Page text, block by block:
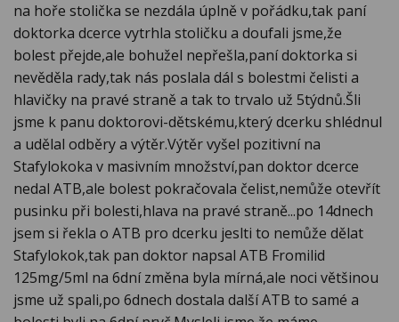
na hoře stolička se nezdála úplně v pořádku,tak paní
doktorka dcerce vytrhla stoličku a doufali jsme,že
bolest přejde,ale bohužel nepřešla,paní doktorka si
nevěděla rady,tak nás poslala dál s bolestmi čelisti a
hlavičky na pravé straně a tak to trvalo už 5týdnů.Šli
jsme k panu doktorovi-dětskému,který dcerku shlédnul
a udělal odběry a výtěr.Výtěr vyšel pozitivní na
Stafylokoka v masivním množství,pan doktor dcerce
nedal ATB,ale bolest pokračovala čelist,nemůže otevřít
pusinku při bolesti,hlava na pravé straně...po 14dnech
jsem si řekla o ATB pro dcerku jeslti to nemůže dělat
Stafylokok,tak pan doktor napsal ATB Fromilid
125mg/5ml na 6dní změna byla mírná,ale noci většinou
jsme už spali,po 6dnech dostala další ATB to samé a